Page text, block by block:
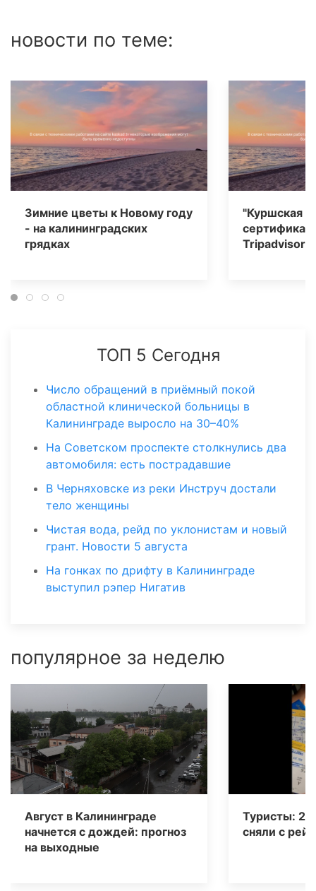
новости по теме:
Зимние цветы к Новому году
- на калининградских
грядках
"Куршская
сертификат
Tripаdvisor
ТОП 5 Сегодня
Число обращений в приёмный покой
областной клинической больницы в
Калининграде выросло на 30–40%
На Советском проспекте столкнулись два
автомобиля: есть пострадавшие
В Черняховске из реки Инструч достали
тело женщины
Чистая вода, рейд по уклонистам и новый
грант. Новости 5 августа
На гонках по дрифту в Калининграде
выступил рэпер Нигатив
популярное за неделю
Август в Калининграде
начнется с дождей: прогноз
на выходные
Туристы: 20
сняли с